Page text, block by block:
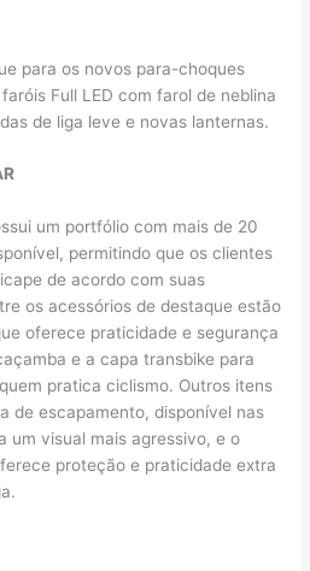
para os novos para-choques
Full LED com farol de neblina
de liga leve e novas lanternas.
um portfólio com mais de 20
permitindo que os clientes
de acordo com suas
os acessórios de destaque estão
oferece praticidade e segurança
e a capa transbike para
pratica ciclismo. Outros itens
de escapamento, disponível nas
um visual mais agressivo, e o
proteção e praticidade extra